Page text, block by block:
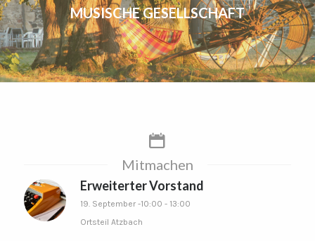
MUSISCHE GESELLSCHAFT
Mitmachen
Erweiterter Vorstand
19. September -10:00 - 13:00
Ortsteil Atzbach